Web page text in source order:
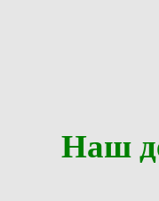
Наш